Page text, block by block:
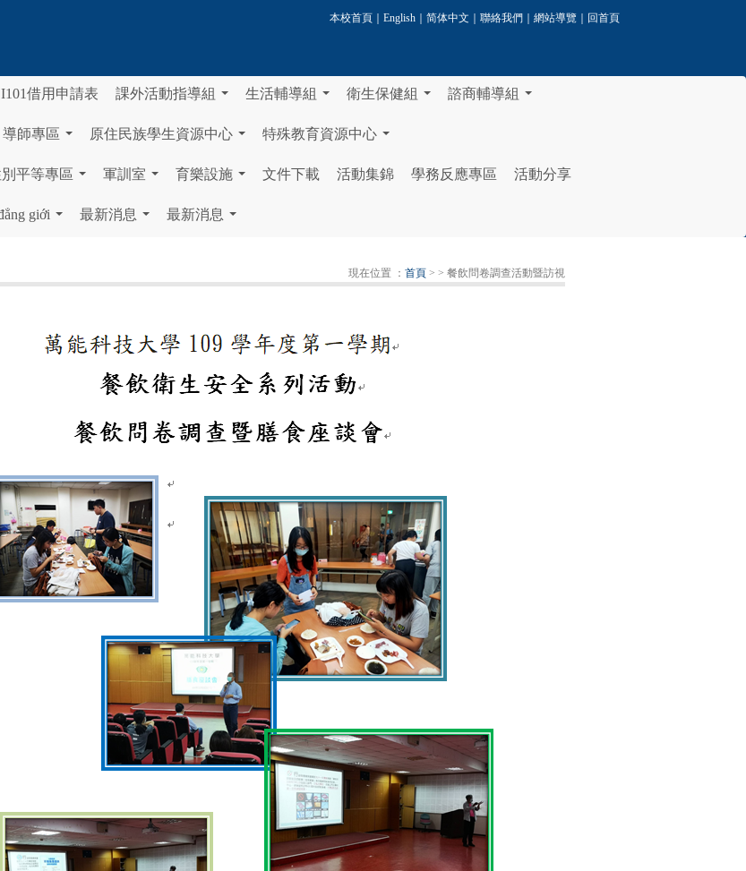
本校首頁｜ English｜ 简体中文 聯絡我們 網站導覽｜ 回首頁
I101借用申請表 課外活動指導組 生活輔導組 衛生保健組 諮商輔導組
導師專區 原住民族學生資源中心 特殊教育資源中心
平等專區 軍訓室 育樂設施 文件下載 活動集錦 學務反應專區 活動分享
giới 最新消息 最新消息
現在位置 ： 首頁 > > 餐飲問卷調查活動暨訪視